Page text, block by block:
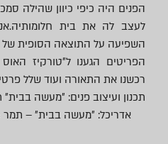
הפנים היה כיפי כיוון שהילה
לעצב לה את בית
השפיעה על התוצאה הסופית של
הפריטים הגענו ל״טורקיז
רכשנו את התאורה ועוד שלל
תכנון ועיצוב פנים: ״מעשה בבית״
אדריכל: ״מעשה בבית״ – תמר